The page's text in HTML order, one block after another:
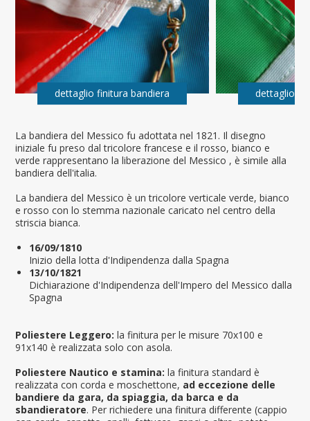
La bandiera del Messico fu adottata nel 1821. Il disegno
iniziale fu preso dal tricolore francese e il rosso, bianco e
verde rappresentano la liberazione del Messico , è simile alla
bandiera dell'italia.
La bandiera del Messico è un tricolore verticale verde, bianco
e rosso con lo stemma nazionale caricato nel centro della
striscia bianca.
16/09/1810
Inizio della lotta d'Indipendenza dalla Spagna
13/10/1821
Dichiarazione d'Indipendenza dell'Impero del Messico dalla
Spagna
Poliestere Leggero: la finitura per le misure 70x100 e
91x140 è realizzata solo con asola.
Poliestere Nautico e stamina: la finitura standard è
realizzata con corda e moschettone, ad eccezione delle
bandiere da gara, da spiaggia, da barca e da
sbandieratore. Per richiedere una finitura differente (cappio
dettaglio finitura bandiera dettaglio